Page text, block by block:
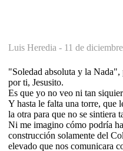
Luis Heredia - 11 de
"Soledad absoluta y la
por ti, Jesusito.
Es que yo no veo ni tan
Y hasta le falta una torre, que
la otra para que no se sintiera
Ni me imagino cómo podría
construcción solamente del
elevado que nos comunicara